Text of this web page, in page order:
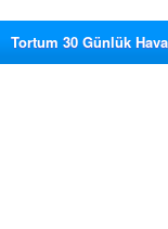
Tortum 30 Günlük